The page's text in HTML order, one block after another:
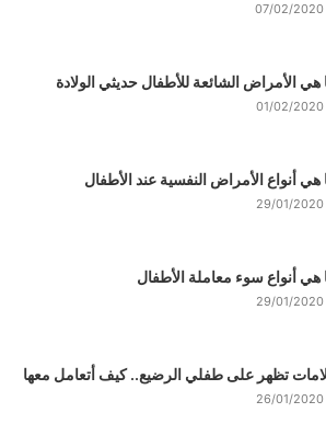
07/02/2020
هي الأمراض الشائعة للأطفال حديثي الولادة
01/02/2020
هي أنواع الأمراض النفسية عند الأطفال
29/01/2020
هي أنواع سوء معاملة الأطفال
29/01/2020
تظهر على طفلي الرضيع.. كيف أتعامل معها
26/01/2020